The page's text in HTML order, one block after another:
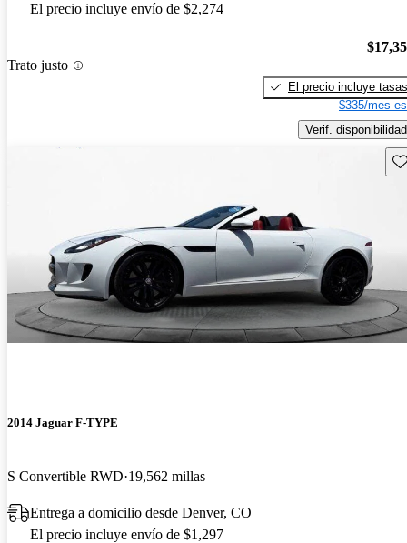
El precio incluye envío de $2,274
Trato justo
El precio incluye tasas
$335/mes
Verif. disponibilidad
2014 Jaguar F-TYPE
S Convertible RWD 19,562 millas
Entrega a domicilio desde Denver, CO
El precio incluye envío de $1,297